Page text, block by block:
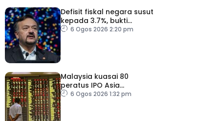
Defisit fiskal negara susut
kepada 3.7%, bukti
keyakinan pelabur masih
6 Ogos 2026 2:20 pm
Malaysia kuasai 80
peratus IPO Asia
Tenggara, kumpul AS$1.4
6 Ogos 2026 1:32 pm